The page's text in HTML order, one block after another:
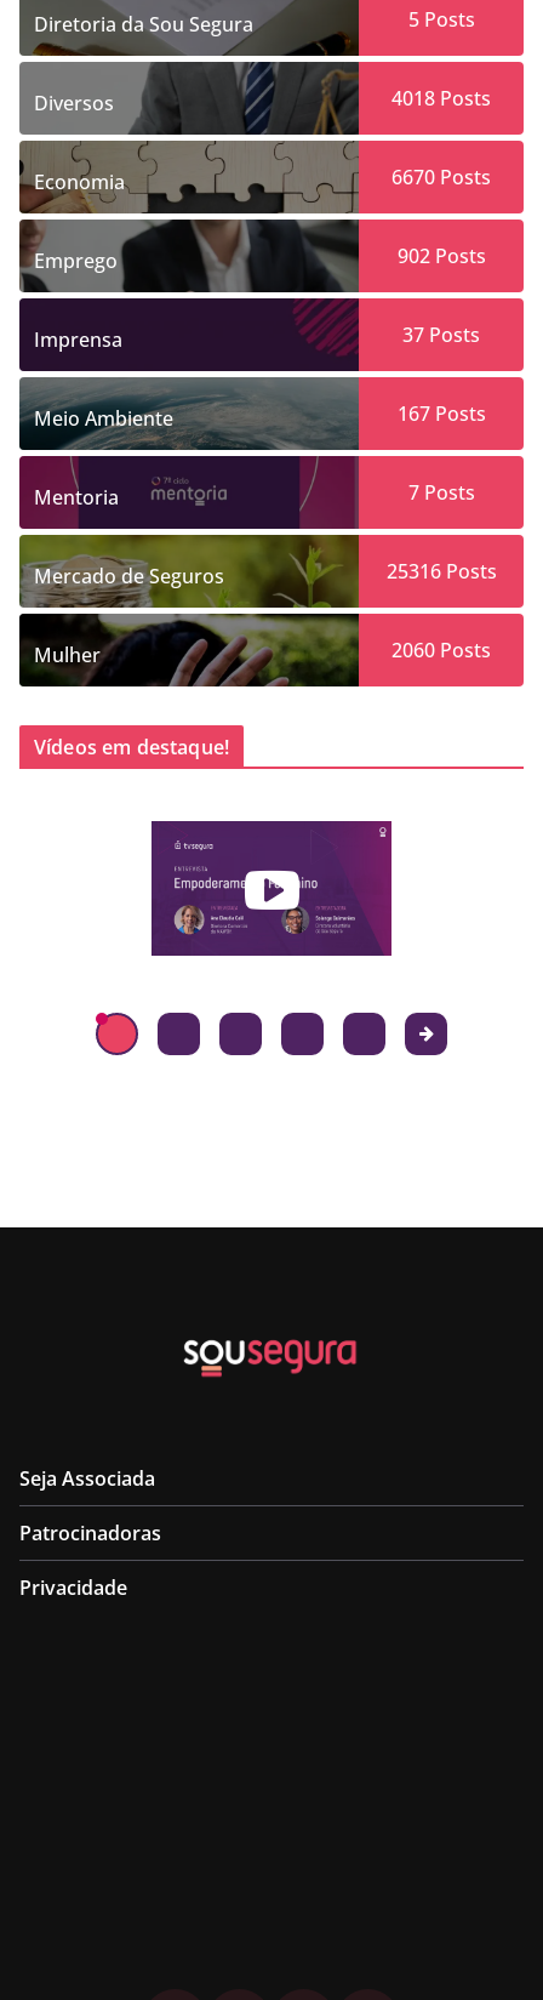
Diretoria da Sou Segura 5Posts
Diversos 4018 Posts
Economia 6670 Posts
Emprego 902Posts
Imprensa 37 Posts
Meio Ambiente 167Posts
Mentoria 7Posts
Mercado de Seguros 25316Posts
Mulher 2060 Posts
Vídeos em destaque!
Seja Associada
Patrocinadoras
Privacidade